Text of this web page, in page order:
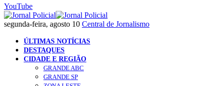
YouTube
segunda-feira, agosto 10 Central de Jornalismo
ÚLTIMAS NOTÍCIAS
DESTAQUES
CIDADE E REGIÃO
GRANDE ABC
GRANDE SP